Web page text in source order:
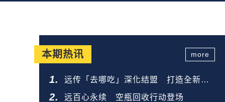
本期热讯
远传「去哪吃」深化结盟 打造全新餐
饮生态圈
远百心永续 空瓶回收行动登场
more